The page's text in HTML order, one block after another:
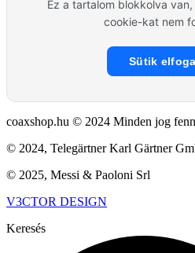
Ez a tartalom blokkolva
cookie-kat nem
Sütik
coaxshop.hu © 2024 Minden jog
© 2024, Telegärtner Karl Gärtner
© 2025, Messi & Paoloni Srl
V3CTOR DESIGN
Keresés